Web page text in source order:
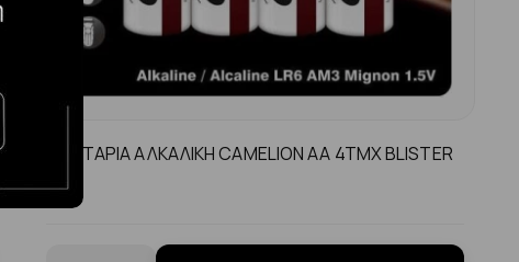
MΠΑΤΑΡΙΑ ΑΛΚΑΛΙΚΗ CAMELION AA 4TMX BLISTER